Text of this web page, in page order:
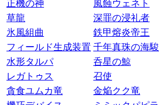
正機の神
風蝕ウェネト
草龍
深罪の浸礼者
氷風組曲
鉄甲熔炎帝王
フィールド生成装置 千年真珠の海駿
水形タルパ
呑星の鯨
レガトゥス
召使
貪食ユムカ竜
金焔クク竜